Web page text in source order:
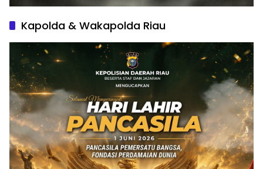
Kapolda & Wakapolda Riau